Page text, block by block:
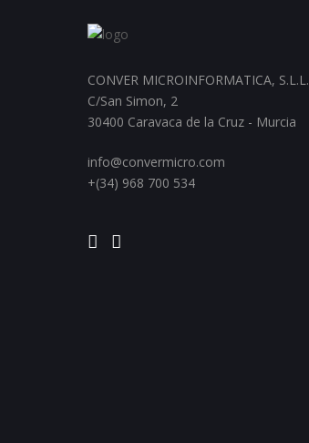
CONVER MICROINFORMATICA, S.L.L.
C/San Simon, 2
30400 Caravaca de la Cruz - Murcia
info@convermicro.com
+(34) 968 700 534